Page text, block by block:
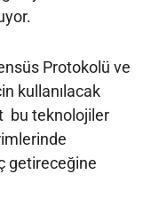
Protokolü ve
kullanılacak
bu teknolojiler
getireceğine